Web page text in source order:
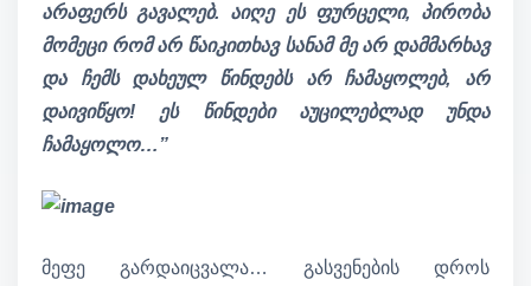
არაფერს გავალებ. აიღე ეს ფურცელი, პირობა
მომეცი რომ არ წაიკითხავ სანამ მე არ დამმარხავ
და ჩემს დახეულ წინდებს არ ჩამაყოლებ, არ
დაივიწყო! ეს წინდები აუცილებლად უნდა
ჩამაყოლო…”
მეფე გარდაიცვალა… გასვენების დროს